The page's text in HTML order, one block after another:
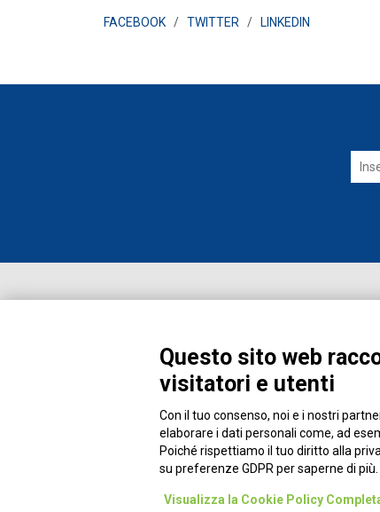
FACEBOOK / TWITTER / LINKEDIN
Piazza Alessandria, 24 - 00198 Roma
Questo sito web
visitatori e utenti
Con il tuo consenso, noi e i nostri
elaborare i dati personali come, ad
Poiché rispettiamo il tuo diritto alla
su preferenze GDPR per saperne di più.
Visualizza la Cookie Policy